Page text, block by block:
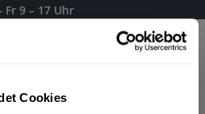
Cookies
Fr 9 – 17 Uhr